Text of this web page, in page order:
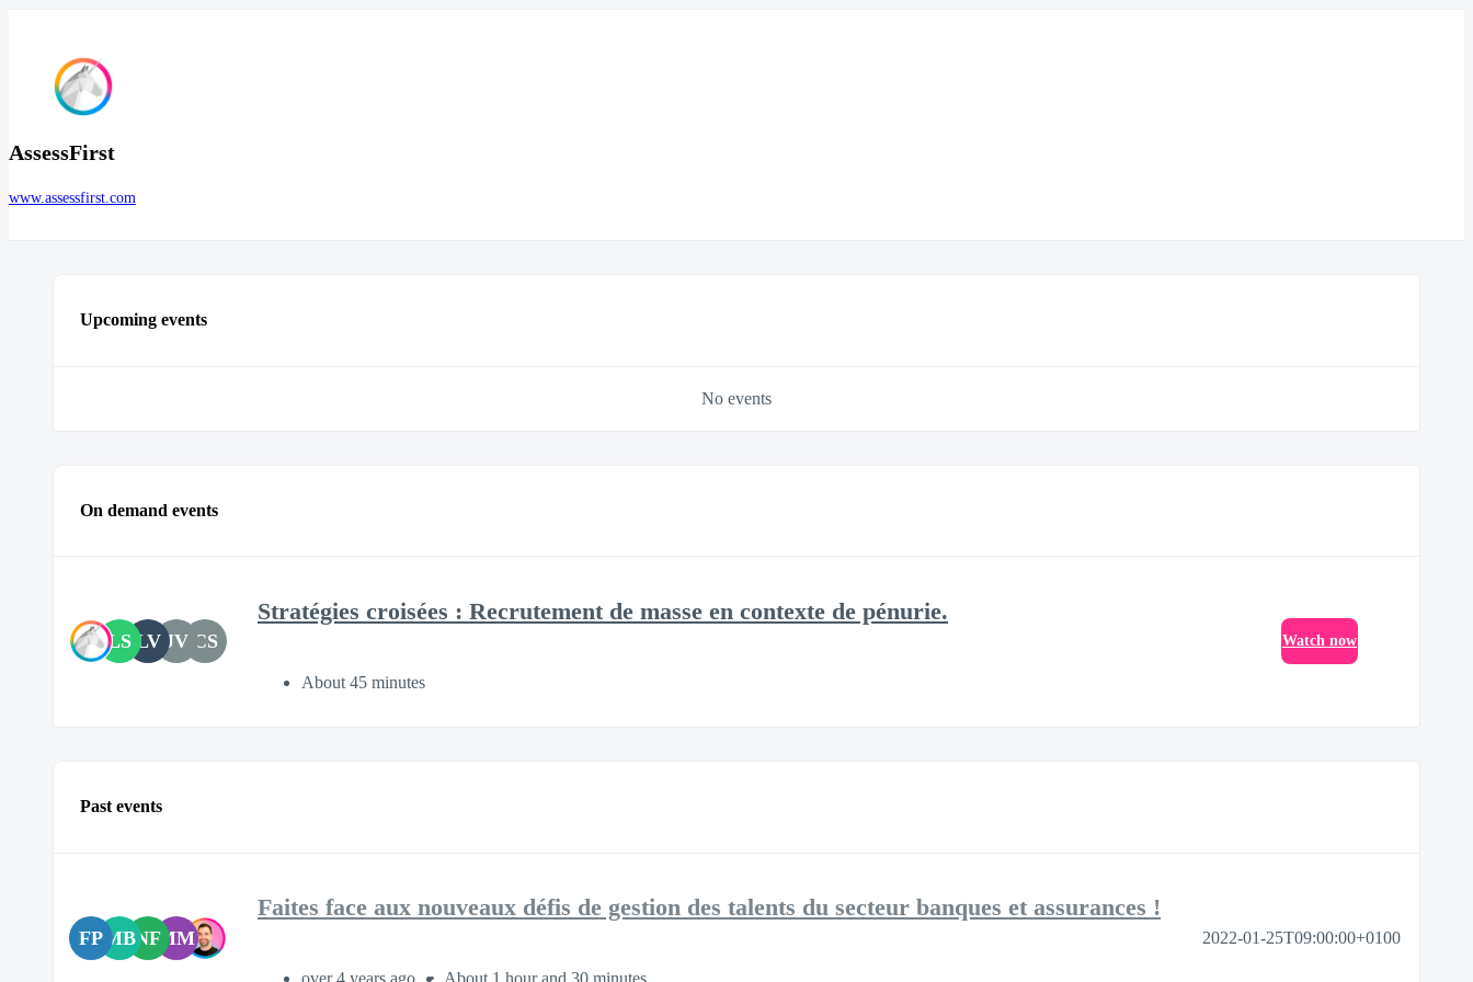
AssessFirst
www.assessfirst.com
Upcoming events
No events
On demand events
LS LV JV CS
Stratégies croisées : Recrutement de masse en contexte de pénurie.
About 45 minutes
Watch now
Past events
FP MBNFMM
Faites face aux nouveaux défis de gestion des talents du secteur banques et assurances !
over 4 years ago About 1 hour and 30 minutes
2022-01-25T09:00:00+0100